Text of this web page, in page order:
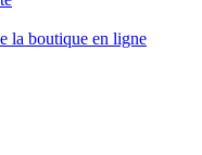
la boutique en ligne